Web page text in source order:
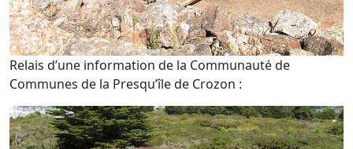
Relais d’une information de la Communauté de
Communes de la Presqu’île de Crozon :